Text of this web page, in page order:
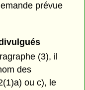
prévue
(3), il
des
ou c), le